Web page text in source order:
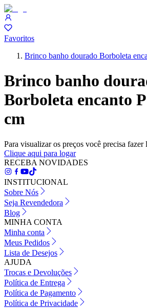
Favoritos
Brinco banho dourado Borboleta
Brinco banho
Borboleta encanto
cm
Para visualizar os preços você precisa fazer
Clique aqui para logar
RECEBA NOVIDADES
INSTITUCIONAL
Sobre Nós
Seja Revendedora
Blog
MINHA CONTA
Minha conta
Meus Pedidos
Lista de Desejos
AJUDA
Trocas e Devoluções
Política de Entrega
Política de Pagamento
Política de Privacidade